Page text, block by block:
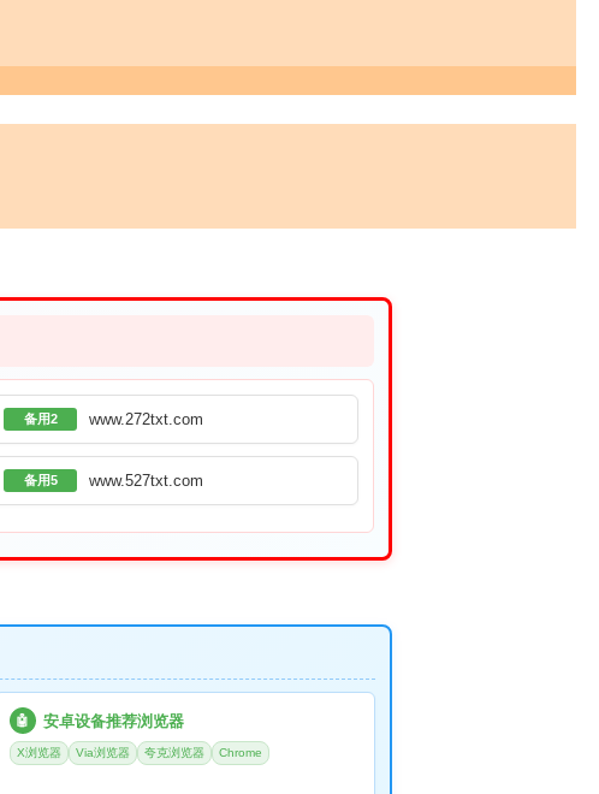
备用2 www.272txt.com
备用5 www.527txt.com
🤖 安卓设备推荐浏览器
X浏览器 Via浏览器 夸克浏览器 Chrome